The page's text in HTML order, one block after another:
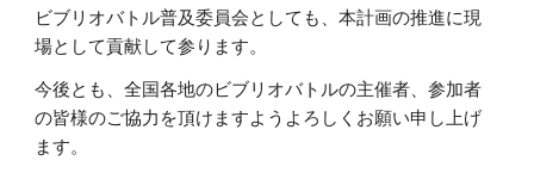
ビブリオバトル普及委員会としても、本計画の推進に現
場として貢献して参ります。
今後とも、全国各地のビブリオバトルの主催者、参加者
の皆様のご協力を頂けますようよろしくお願い申し上げ
ます。